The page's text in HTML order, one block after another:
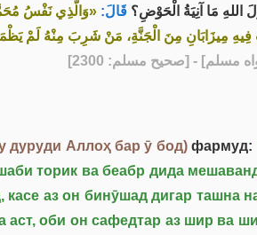
اللهِ مَا آنِيَةُ الْحَوْضِ؟ قَالَ: «وَالَّذِي نَفْسُ
مِيزَابَانِ مِنَ الْجَنَّةِ، مَنْ شَرِبَ مِنْهُ لَمْ
مسلم] - [صحيح مسلم: 2300]
дуруди Аллоҳ бар ӯ бод)фармуд:
торик ва беабр дида
аз он бинӯшад дигар ташна
оби он сафедтар аз шир ва